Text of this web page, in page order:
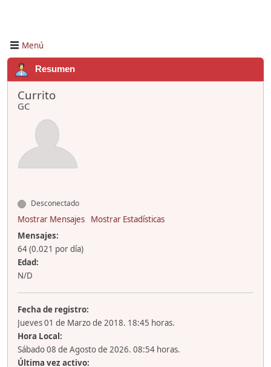
Menú
Resumen
Currito
GC
Desconectado
Mostrar Mensajes
Mostrar Estadísticas
Mensajes:
64 (0.021 por día)
Edad:
N/D
Fecha de registro:
Jueves 01 de Marzo de 2018. 18:45 horas.
Hora Local:
Sábado 08 de Agosto de 2026. 08:54 horas.
Última vez activo: